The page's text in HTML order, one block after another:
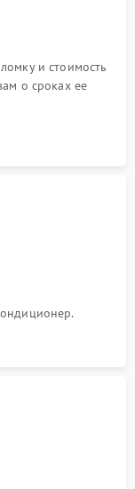
и стоимость
о сроках ее